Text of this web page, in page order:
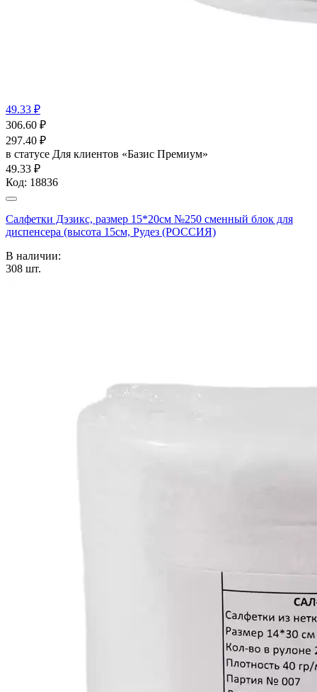
49.33 ₽
306.60 ₽
297.40 ₽
в статусе Для клиентов «Базис Премиум»
49.33 ₽
Код: 18836
Салфетки Дэзикс, размер 15*20см №250 сменный блок для
диспенсера (высота 15см, Рудез (РОССИЯ)
В наличии:
308 шт.